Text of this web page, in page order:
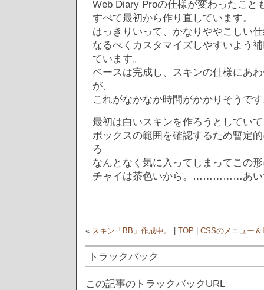
Web Diary Proの仕様が変わったこと
すべて最初から作り直しています。
はっきりいって、かなりややこしい
なるべくカスタマイズしやすいよう
ています。
ベースは完成し、スキンの仕様にあ
が、
これがなかなか時間がかかりそうで
最初は白いスキンを作ろうとしてい
ボックスの範囲を確認するため暫定
ろ
なんとなく気に入ってしまってこの
チャイは茶色いから。……………あい
« スキン「BB」作成中。 TOP CSSのメニュー
トラックバック
この記事のトラックバックURL